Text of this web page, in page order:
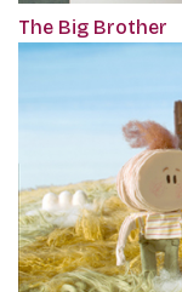
The Big Brother